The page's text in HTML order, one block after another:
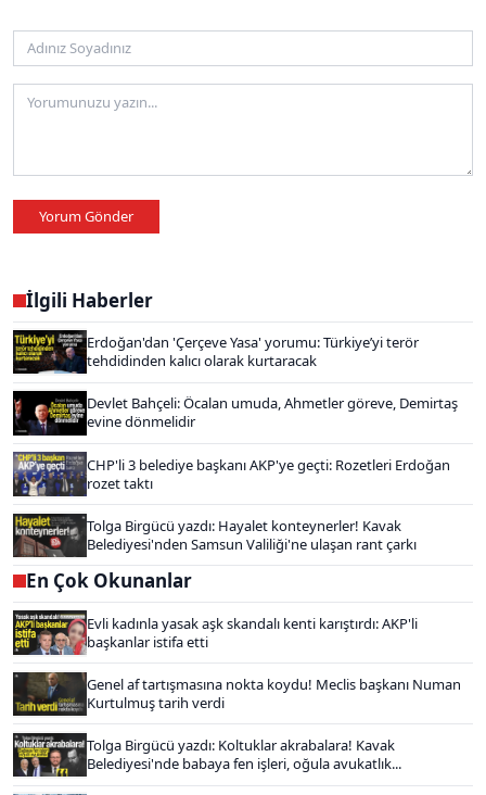
Yorum Gönder
İlgili Haberler
Erdoğan'dan 'Çerçeve Yasa' yorumu: Türkiye’yi terör
tehdidinden kalıcı olarak kurtaracak
Devlet Bahçeli: Öcalan umuda, Ahmetler göreve, Demirtaş
evine dönmelidir
CHP'li 3 belediye başkanı AKP'ye geçti: Rozetleri Erdoğan
rozet taktı
Tolga Birgücü yazdı: Hayalet konteynerler! Kavak
Belediyesi'nden Samsun Valiliği'ne ulaşan rant çarkı
En Çok Okunanlar
Evli kadınla yasak aşk skandalı kenti karıştırdı: AKP'li
başkanlar istifa etti
Genel af tartışmasına nokta koydu! Meclis başkanı Numan
Kurtulmuş tarih verdi
Tolga Birgücü yazdı: Koltuklar akrabalara! Kavak
Belediyesi'nde babaya fen işleri, oğula avukatlık...